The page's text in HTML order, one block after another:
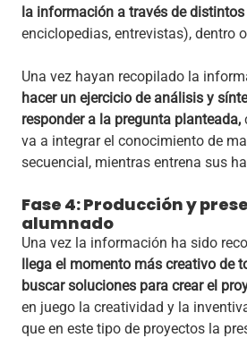
la información a través de
enciclopedias, entrevistas), dentro
Una vez hayan recopilado la
hacer un ejercicio de análisis y
responder a la pregunta planteada,
va a integrar el conocimiento de
secuencial, mientras entrena sus
Fase 4: Producción y
alumnado
Una vez la información ha sido
llega el momento más creativo de
buscar soluciones para crear el
en juego la creatividad y la
que en este tipo de proyectos la